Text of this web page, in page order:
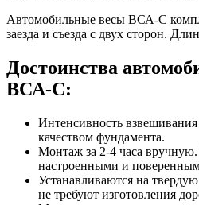
Автомобильные весы ВСА-С
заезда и съезда с двух сторон.
Достоинства
ВСА-С:
Интенсивность взвешивания
качеством фундамента.
Монтаж за 2-4 часа
настроенными и
Устанавливаются на
не требуют изготовления